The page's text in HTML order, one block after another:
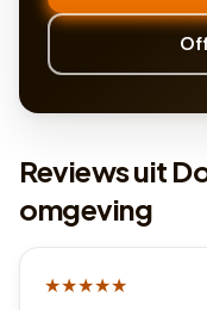
Reviews uit
omgeving
★★★★★